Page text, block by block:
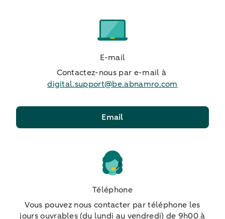
E-mail
Contactez-nous par e-mail à
digital.support@be.abnamro.com
Email
Téléphone
Vous pouvez nous contacter par téléphone les
jours ouvrables (du lundi au vendredi) de 9h00 à